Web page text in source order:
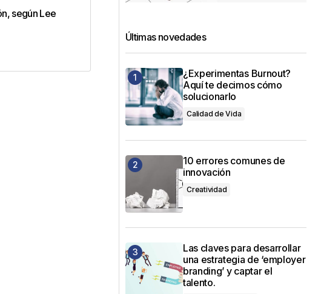
marcados
según Lee
Últimas novedades
¿Experimentas Burnout?
Aquí te decimos cómo
solucionarlo
Calidad de Vida
10 errores comunes de
innovación
Creatividad
Las claves para desarrollar
una estrategia de ‘employer
branding’ y captar el
talento.